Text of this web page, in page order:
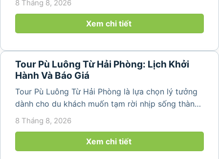
của vùng núi Thanh Hóa. Với những bản làng mộc
8 Tháng 8, 2026
Xem chi tiết
Tour Pù Luông Từ Hải Phòng: Lịch Khởi
Hành Và Báo Giá
Tour Pù Luông Từ Hải Phòng là lựa chọn lý tưởng
dành cho du khách muốn tạm rời nhịp sống thành
phố để tìm về không gian núi rừng trong lành,
những bản làng bình yên và cảnh quan ruộng bậc
thang đặc trưng. Từ...
8 Tháng 8, 2026
Xem chi tiết